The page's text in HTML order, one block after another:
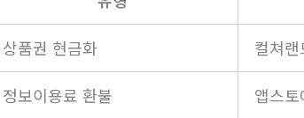
상품권 현금화 컬쳐
정보이용료 환불 앱스